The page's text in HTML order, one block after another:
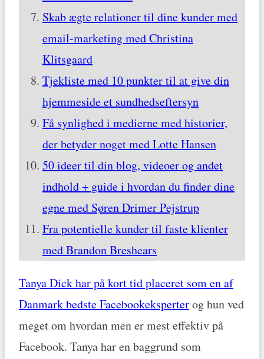
Skab ægte relationer til dine kunder med
email-marketing med Christina
Klitsgaard
Tjekliste med 10 punkter til at give din
hjemmeside et sundhedseftersyn
Få synlighed i medierne med historier,
der betyder noget med Lotte Hansen
50 ideer til din blog, videoer og andet
indhold + guide i hvordan du finder dine
egne med Søren Drimer Pejstrup
Fra potentielle kunder til faste klienter
med Brandon Breshears
Tanya Dick har på kort tid placeret som en af
Danmark bedste Facebookeksperterog hun ved
meget om hvordan men er mest effektiv på
Facebook. Tanya har en baggrund som